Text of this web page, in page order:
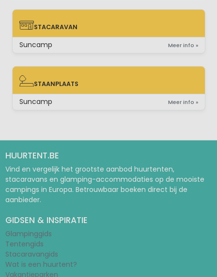
STACARAVAN
STACARAVAN
Suncamp Meer info »
STAANPLAATS
STAANPLAATS
Suncamp Meer info »
HUURTENT.BE
Vind en vergelijk het grootste aanbod huurtenten,
stacaravans en glamping-accommodaties op de mooiste
campings in Europa. Betrouwbaar boeken direct bij de
aanbieder.
GIDSEN & INSPIRATIE
Glampinggids
Tentengids
Stacaravangids
Wat is een huurtent?
Vakantieparken